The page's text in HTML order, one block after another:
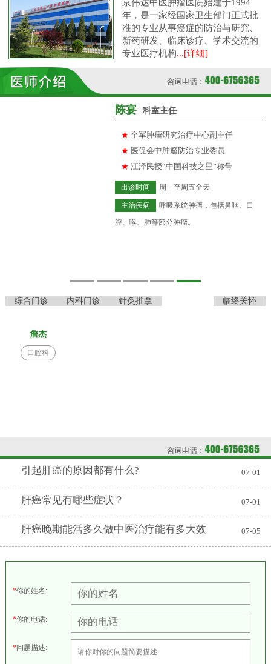
年，是一家经国家卫生部门正式批
准的专业从事癌症的防治与研究、
新药研发、临床诊疗、学术交流的
专业医疗机构...[详细]
陈宴 科室主任
★ 全军肿瘤研究治疗中心副主任
★ 医促会中肿瘤防治专业委员
★ 江泽民授“中国科技之星”称号
出诊时间 周一至周五全天
主治疾病
呼吸系统肿瘤，包括鼻咽、口
腔、喉、肺等部分肿瘤。
综合门诊 内科门诊 针灸推拿 临终关怀
詹杰
口腔科
07-01
引起肝癌的原因都有什么?
07-01
肝癌常见有哪些症状？
07-05
肝癌晚期能活多久做中医治疗能有多大效
*你的姓名:
*你的电话:
*问题描述: